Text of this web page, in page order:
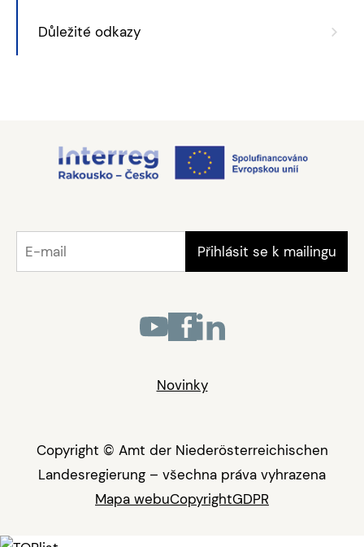
Důležité odkazy
Novinky
Copyright © Amt der Niederösterreichischen
Landesregierung – všechna práva vyhrazena
Mapa webuCopyrightGDPR